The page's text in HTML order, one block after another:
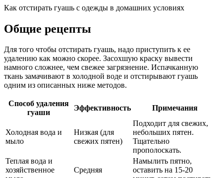
Как отстирать гуашь с одежды в домашних условиях
Общие рецепты
Для того чтобы отстирать гуашь, надо приступить к ее
удалению как можно скорее. Засохшую краску вывести
намного сложнее, чем свежее загрязнение. Испачканную
ткань замачивают в холодной воде и отстирывают гуашь
одним из описанных ниже методов.
Способ удаления
гуаши
Эффективность Примечания
Холодная вода и
мыло
Низкая (для
свежих пятен)
Подходит для свежих,
небольших пятен.
Тщательно
прополоскать.
Теплая вода и
хозяйственное
Средняя
Намылить пятно,
оставить на 15-20